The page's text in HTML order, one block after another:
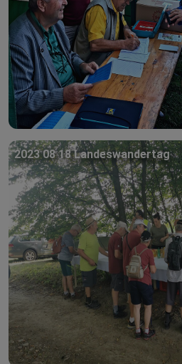
2023 08 18 Landeswandertag